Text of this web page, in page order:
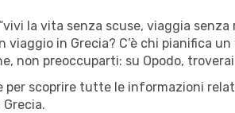
la vita senza scuse, viaggia
viaggio in Grecia? C’è chi pianifica
non preoccuparti: su Opodo,
per scoprire tutte le informazioni